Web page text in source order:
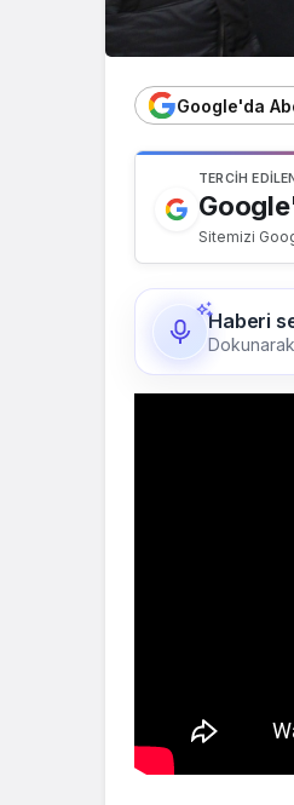
Google'da
TERCIH
Sitemizi
Haberi